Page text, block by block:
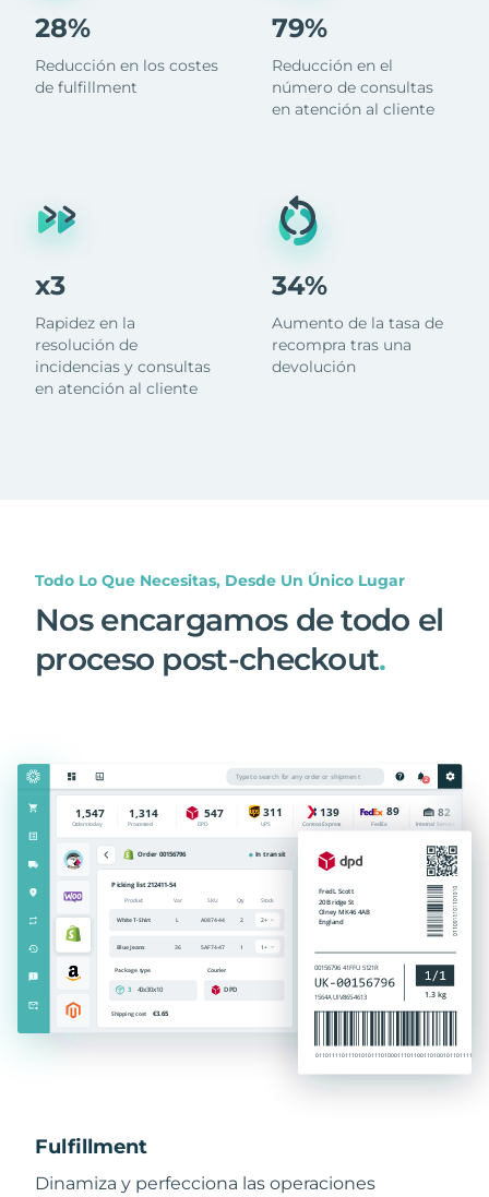
28%
Reducción en los costes
de fulfillment
x3
Rapidez en la
resolución de
incidencias y consultas
en atención al cliente
79%
Reducción en el
número de consultas
en atención al cliente
34%
Aumento de la tasa de
recompra tras una
devolución
Todo Lo Que Necesitas, Desde Un Único Lugar
Nos encargamos de todo el
proceso post-checkout.
Fulfillment
Dinamiza y perfecciona las operaciones